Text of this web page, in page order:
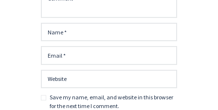
Save my name, email, and website in this browser
for the next time I comment.